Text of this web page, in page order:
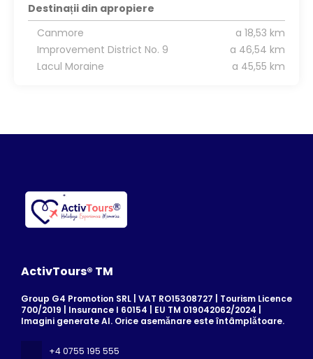
Destinații din apropiere
Canmore
a 18,53 km
Improvement District No. 9
a 46,54 km
Lacul Moraine
a 45,55 km
ActivTours® TM
Group G4 Promotion SRL | VAT RO15308727 | Tourism Licence
700/2019 | Insurance I 60154 | EU TM 019042062/2024 |
Imagini generate AI. Orice asemănare este întâmplătoare.
+4 0755 195 555